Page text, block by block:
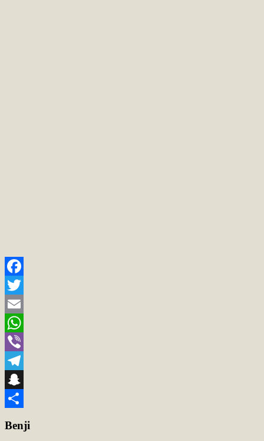
Facebook
Twitter
Email
WhatsApp
Viber
Telegram
Snapchat
Benji